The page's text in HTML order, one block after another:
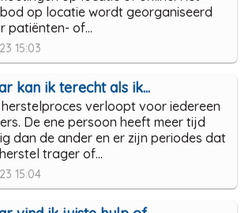
op locatie wordt georganiseerd
patiënten- of...
15:03
kan ik terecht als ik...
herstelproces verloopt voor iedereen
De ene persoon heeft meer tijd
dan de ander en er zijn periodes dat
trager of...
15:04